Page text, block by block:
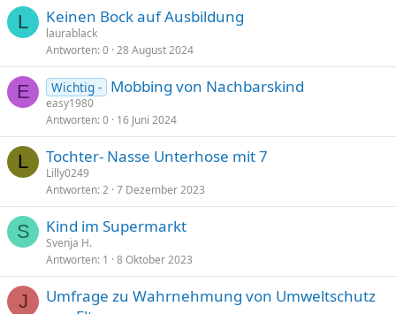
L Keinen Bock auf Ausbildung
laurablack
Antworten 0 28 August 2024
E Wichtig - Mobbing von Nachbarskind
easy1980
Antworten 0 16 Juni 2024
L Tochter- Nasse Unterhose mit 7
Lilly0249
Antworten 2 7 Dezember 2023
S Kind im Supermarkt
Svenja H.
Antworten 1 8 Oktober 2023
J
Umfrage zu Wahrnehmung von Umweltschutz